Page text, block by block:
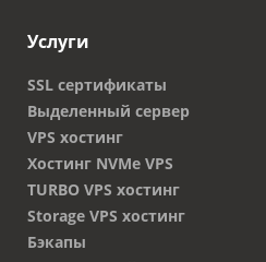
Услуги
SSL сертификаты
Выделенный сервер
VPS хостинг
Хостинг NVMe VPS
TURBO VPS хостинг
Storage VPS хостинг
Бэкапы